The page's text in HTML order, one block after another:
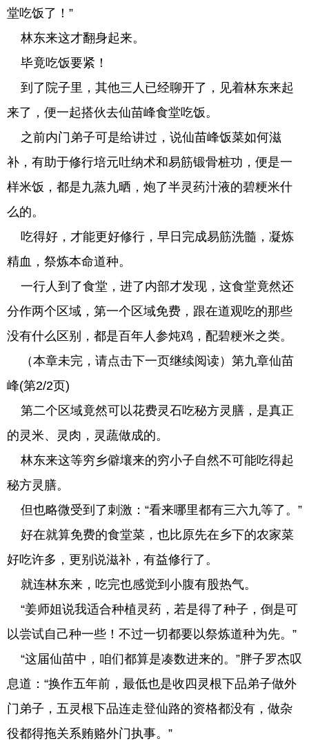
堂吃饭了！”
林东来这才翻身起来。
毕竟吃饭要紧！
到了院子里，其他三人已经聊开了，见着林东来起
来了，便一起搭伙去仙苗峰食堂吃饭。
之前内门弟子可是给讲过，说仙苗峰饭菜如何滋
补，有助于修行培元吐纳术和易筋锻骨桩功，便是一
样米饭，都是九蒸九晒，炮了半灵药汁液的碧粳米什
么的。
吃得好，才能更好修行，早日完成易筋洗髓，凝炼
精血，祭炼本命道种。
一行人到了食堂，进了内部才发现，这食堂竟然还
分作两个区域，第一个区域免费，跟在道观吃的那些
没有什么区别，都是百年人参炖鸡，配碧粳米之类。
（本章未完，请点击下一页继续阅读）第九章仙苗
峰(第2/2页)
第二个区域竟然可以花费灵石吃秘方灵膳，是真正
的灵米、灵肉，灵蔬做成的。
林东来这等穷乡僻壤来的穷小子自然不可能吃得起
秘方灵膳。
但也略微受到了刺激：“看来哪里都有三六九等了。”
好在就算免费的食堂菜，也比原先在乡下的农家菜
好吃许多，更别说滋补，有益修行了。
就连林东来，吃完也感觉到小腹有股热气。
“姜师姐说我适合种植灵药，若是得了种子，倒是可
以尝试自己种一些！不过一切都要以祭炼道种为先。”
“这届仙苗中，咱们都算是凑数进来的。”胖子罗杰叹
息道：“换作五年前，最低也是收四灵根下品弟子做外
门弟子，五灵根下品连走登仙路的资格都没有，做杂
役都得拖关系贿赂外门执事。”